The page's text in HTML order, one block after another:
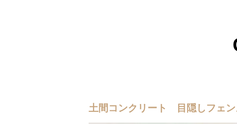
土間コンクリート 目隠しフ